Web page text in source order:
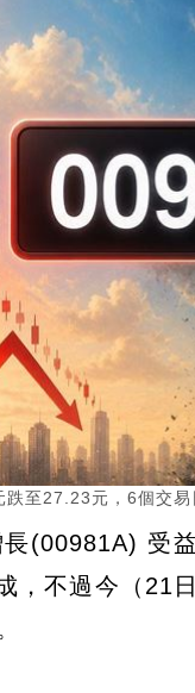
至27.23元，6個交易
(00981A) 受
，不過今（21